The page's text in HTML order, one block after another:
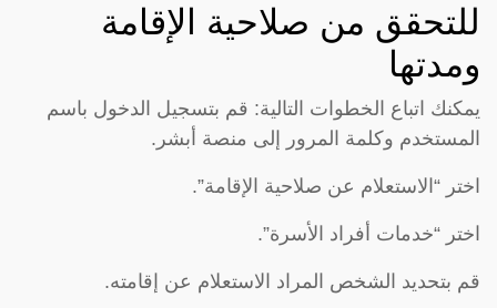
للتحقق من صلاحية الإقامة
ومدتها
يمكنك اتباع الخطوات التالية: قم بتسجيل الدخول باسم
المستخدم وكلمة المرور إلى منصة أبشر.
اختر “الاستعلام عن صلاحية الإقامة”.
اختر “خدمات أفراد الأسرة”.
قم بتحديد الشخص المراد الاستعلام عن إقامته.